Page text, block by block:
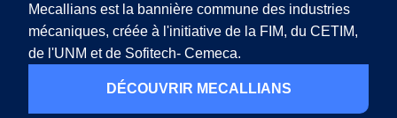
Mecallians est la bannière commune des industries
mécaniques, créée à l'initiative de la FIM, du CETIM,
de l'UNM et de Sofitech- Cemeca.
DÉCOUVRIR MECALLIANS